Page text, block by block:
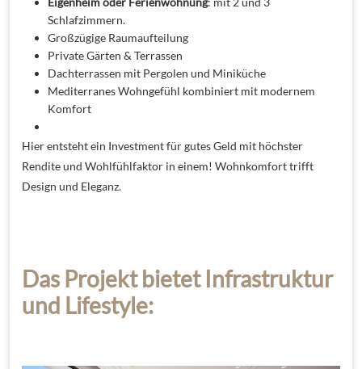
Schlafzimmern.
Großzügige Raumaufteilung
Private Gärten & Terrassen
Dachterrassen mit Pergolen und Miniküche
Mediterranes Wohngefühl kombiniert mit modernem
Komfort
Hier entsteht ein Investment für gutes Geld mit höchster
Rendite und Wohlfühlfaktor in einem! Wohnkomfort trifft
Design und Eleganz.
Das Projekt bietet Infrastruktur
und Lifestyle: